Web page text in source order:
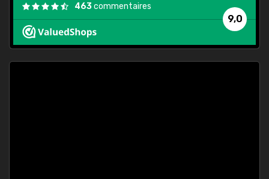
9,0
463commentaires